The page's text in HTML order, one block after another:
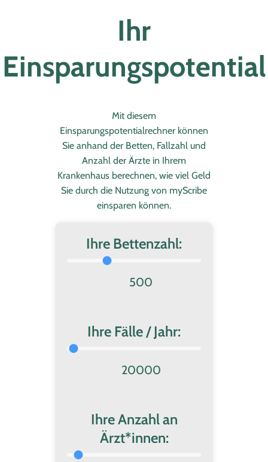
Ihr
Einsparungspotential
Mit diesem
Einsparungspotentialrechner können
Sie anhand der Betten, Fallzahl und
Anzahl der Ärzte in Ihrem
Krankenhaus berechnen, wie viel Geld
Sie durch die Nutzung von myScribe
einsparen können.
Ihre Bettenzahl:
Ihre Fälle / Jahr:
Ihre Anzahl an
Ärzt*innen: